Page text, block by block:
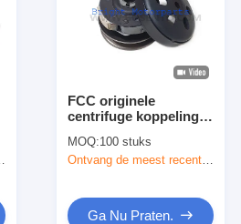
FCC originele
centrifuge koppeling
aangedreven voor
Honda Spacy110 CVT
MOQ:100 stuks
Ga Nu Praten.